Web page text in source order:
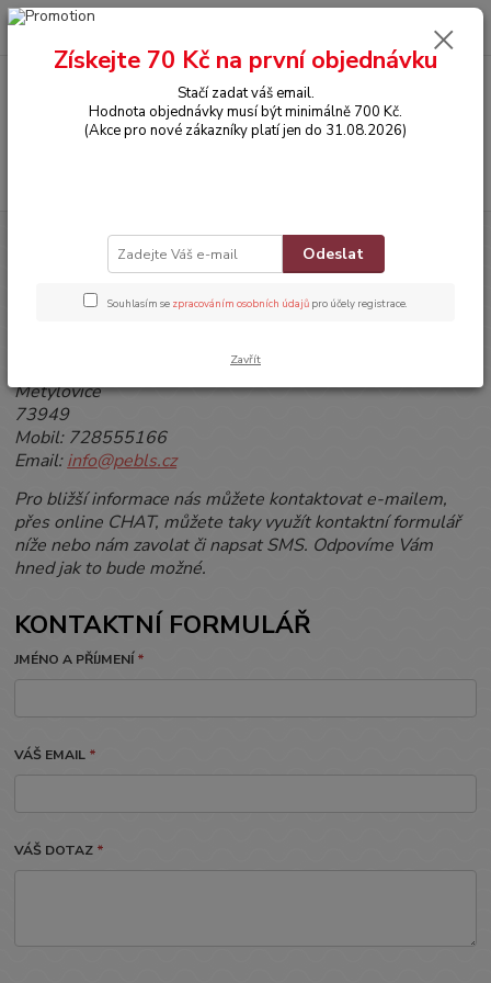
0,00 Kč
KONTAKTNÍ INFORMACE
KONTAKTNÍ INFORMACE
Metylovice 84 (pouze sídlo firmy)
Metylovice
73949
Mobil: 728555166
Email:info@pebls.cz
Pro bližší informace nás můžete kontaktovat e-mailem,
přes online CHAT, můžete taky využítkontaktní formulář
níže nebo nám zavolat či napsat SMS. Odpovíme Vám
hned jak to bude možné.
KONTAKTNÍ FORMULÁŘ
JMÉNO A PŘÍJMENÍ *
VÁŠ EMAIL *
VÁŠ DOTAZ *
Získejte 70 Kč na první objednávku
Stačí zadat váš email.
Hodnota objednávky musí být minimálně 700 Kč.
(Akce pro nové zákazníky platí jen do 31.08.2026)
Odeslat
Souhlasím se zpracováním osobních údajů pro účely registrace.
Zavřít